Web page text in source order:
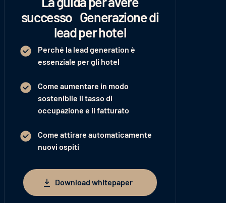
successo Generazione di
lead per hotel
Perché la lead generation è
essenziale per gli hotel
Come aumentare in modo
sostenibile il tasso di
occupazione e il fatturato
Come attirare automaticamente
nuovi ospiti
Download whitepaper
Download whitepaper